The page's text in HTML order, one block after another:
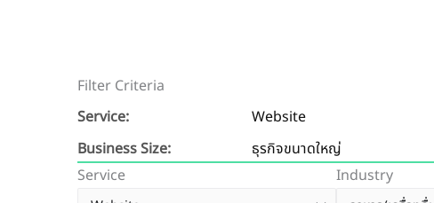
Filter Criteria
Service:
Website
Business Size:
ธุรกิจขนาดใหญ่
Service
Industry